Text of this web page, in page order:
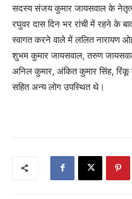
सदस्य संजय कुमार जायसवाल के नेतृत्व
रघुवर दास दिन भर रांची में रहने के
स्वागत करने वाले में ललित नारायण
शुभम कुमार जायसवाल, तरुण
अनिल कुमार, अंकित कुमार सिंह, रिंकू
सहित अन्य लोग उपस्थित थे।